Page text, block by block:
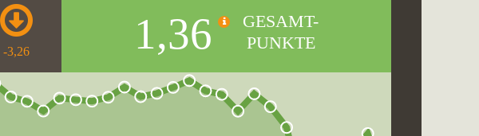
-3,26 1,36
GESAMT-
PUNKTE